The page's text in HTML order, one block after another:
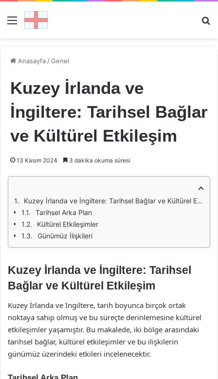
Menü
Anasayfa /Genel
Kuzey İrlanda ve
İngiltere: Tarihsel Bağlar
ve Kültürel Etkileşim
13 Kasım 2024 3 dakika okuma süresi
Kuzey İrlanda ve İngiltere: Tarihsel Bağlar ve Kültürel Etkileşim
Tarihsel Arka Plan
Kültürel Etkileşimler
Günümüz İlişkileri
Kuzey İrlanda ve İngiltere: Tarihsel
Bağlar ve Kültürel Etkileşim
Kuzey İrlanda ve İngiltere, tarih boyunca birçok ortak
noktaya sahip olmuş ve bu süreçte derinlemesine kültürel
etkileşimler yaşamıştır. Bu makalede, iki bölge arasındaki
tarihsel bağlar, kültürel etkileşimler ve bu ilişkilerin
günümüz üzerindeki etkileri incelenecektir.